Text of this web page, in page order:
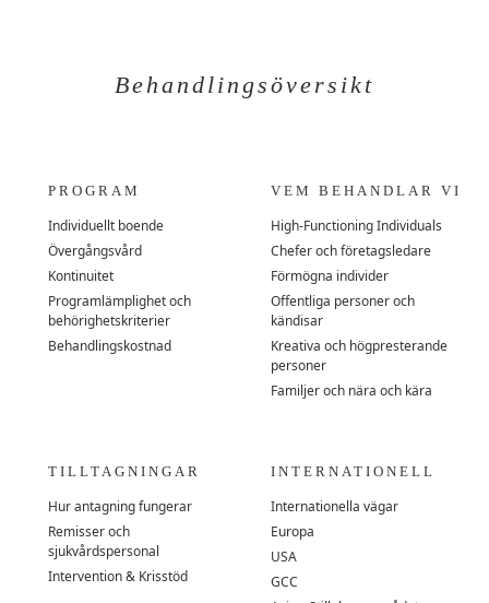
Behandlingsöversikt
PROGRAM
Individuellt boende
Övergångsvård
Kontinuitet
Programlämplighet och
behörighetskriterier
Behandlingskostnad
VEM BEHANDLAR VI
High-Functioning Individuals
Chefer och företagsledare
Förmögna individer
Offentliga personer och
kändisar
Kreativa och högpresterande
personer
Familjer och nära och kära
TILLTAGNINGAR
Hur antagning fungerar
Remisser och
sjukvårdspersonal
Intervention & Krisstöd
INTERNATIONELL
Internationella vägar
Europa
USA
GCC